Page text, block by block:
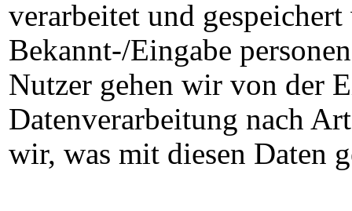
verarbeitet und
Bekannt-/Eingabe
Nutzer gehen wir von der
Datenverarbeitung nach
wir, was mit diesen Daten